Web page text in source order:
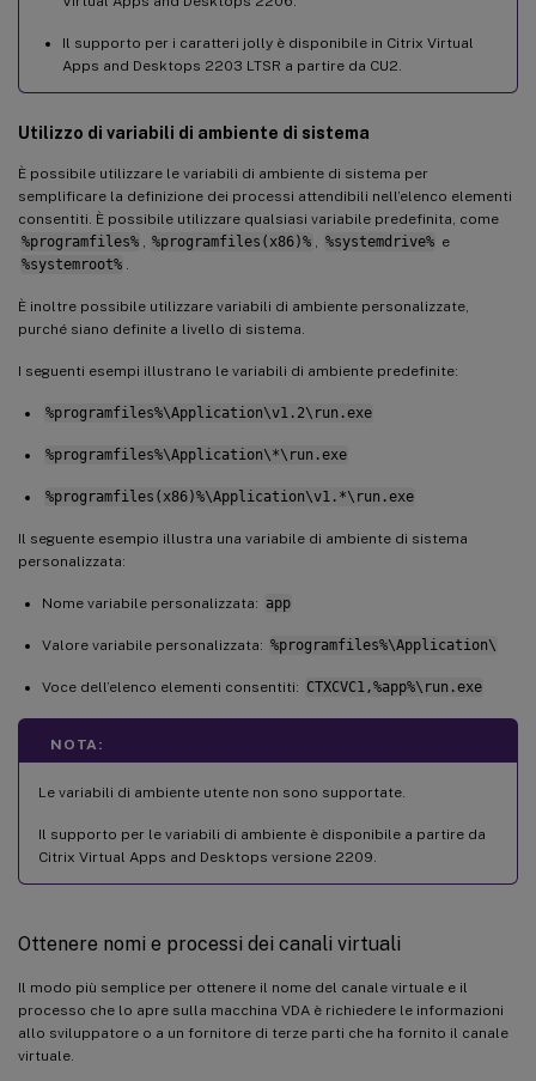
Il supporto per i caratteri jolly è disponibile in Citrix Virtual
Apps and Desktops 2203 LTSR a partire da CU2.
Utilizzo di variabili di ambiente di sistema
È possibile utilizzare le variabili di ambiente di sistema per
semplificare la definizione dei processi attendibili nell’elenco elementi
consentiti. È possibile utilizzare qualsiasi variabile predefinita, come
%programfiles%
%programfiles(x86)% %systemdrive% e
%systemroot%
È inoltre possibile utilizzare variabili di ambiente personalizzate,
purché siano definite a livello di sistema.
I seguenti esempi illustrano le variabili di ambiente predefinite:
%programfiles%\Application\v1.2\run.exe
%programfiles%\Application\*\run.exe
%programfiles(x86)%\Application\v1.*\run.exe
Il seguente esempio illustra una variabile di ambiente di sistema
personalizzata:
Nome variabile personalizzata: app
Valore variabile personalizzata: %programfiles%\Application\
Voce dell’elenco elementi consentiti: CTXCVC1,%app%\run.exe
NOTA:
Le variabili di ambiente utente non sono supportate.
Il supporto per le variabili di ambiente è disponibile a partire da
Citrix Virtual Apps and Desktops versione 2209.
Ottenere nomi e processi dei canali virtuali
Il modo più semplice per ottenere il nome del canale virtuale e il
processo che lo apre sulla macchina VDA è richiedere le informazioni
allo sviluppatore o a un fornitore di terze parti che ha fornito il canale
virtuale.